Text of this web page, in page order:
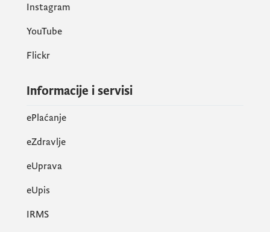
Instagram
YouTube
Flickr
Informacije i servisi
ePlaćanje
eZdravlje
eUprava
еUpis
IRMS